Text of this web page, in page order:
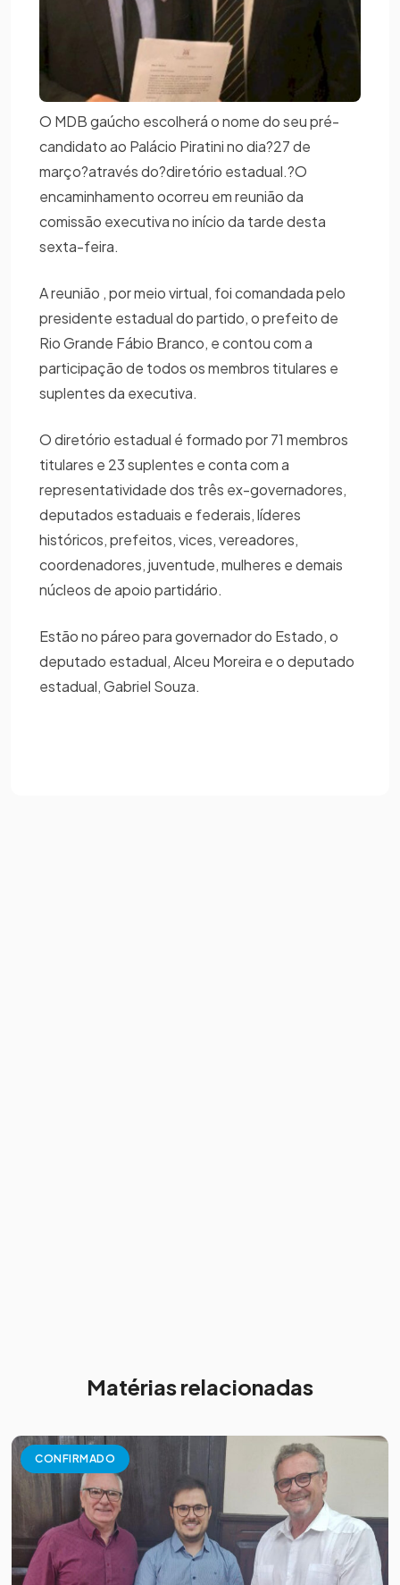
O MDB gaúcho escolherá o nome do seu pré-
candidato ao Palácio Piratini no dia?27 de
março?através do?diretório estadual.?O
encaminhamento ocorreu em reunião da
comissão executiva no início da tarde desta
sexta-feira.
A reunião , por meio virtual, foi comandada pelo
presidente estadual do partido, o prefeito de
Rio Grande Fábio Branco, e contou com a
participação de todos os membros titulares e
suplentes da executiva.
O diretório estadual é formado por 71 membros
titulares e 23 suplentes e conta com a
representatividade dos três ex-governadores,
deputados estaduais e federais, líderes
históricos, prefeitos, vices, vereadores,
coordenadores, juventude, mulheres e demais
núcleos de apoio partidário.
Estão no páreo para governador do Estado, o
deputado estadual, Alceu Moreira e o deputado
estadual, Gabriel Souza.
Matérias relacionadas
CONFIRMADO